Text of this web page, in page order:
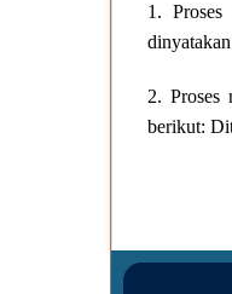
1.
2. Proses
berikut: